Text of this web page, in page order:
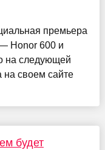
премьера
Honor 600 и
на следующей
на своем сайте
будет